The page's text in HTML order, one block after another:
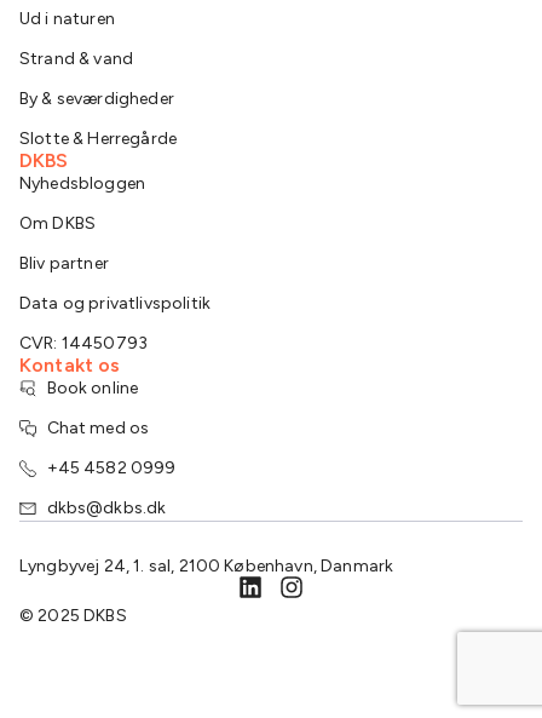
Ud i naturen
Strand & vand
By & seværdigheder
Slotte & Herregårde
DKBS
Nyhedsbloggen
Om DKBS
Bliv partner
Data og privatlivspolitik
CVR: 14450793
Kontakt os
Book online
Chat med os
+45 4582 0999
dkbs@dkbs.dk
Lyngbyvej 24, 1. sal, 2100 København, Danmark
© 2025 DKBS